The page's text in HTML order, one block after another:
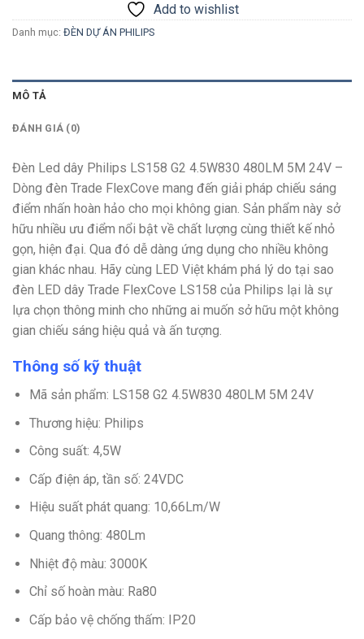
Add to wishlist
Danh mục: ĐÈN DỰ ÁN PHILIPS
MÔ TẢ
ĐÁNH GIÁ (0)
Đèn Led dây Philips LS158 G2 4.5W830 480LM 5M 24V –
Dòng đèn Trade FlexCove mang đến giải pháp chiếu sáng
điểm nhấn hoàn hảo cho mọi không gian. Sản phẩm này sở
hữu nhiều ưu điểm nổi bật về chất lượng cùng thiết kế nhỏ
gọn, hiện đại. Qua đó dễ dàng ứng dụng cho nhiều không
gian khác nhau. Hãy cùng LED Việt khám phá lý do tại sao
đèn LED dây Trade FlexCove LS158 của Philips lại là sự
lựa chọn thông minh cho những ai muốn sở hữu một không
gian chiếu sáng hiệu quả và ấn tượng.
Thông số kỹ thuật
Mã sản phẩm: LS158 G2 4.5W830 480LM 5M 24V
Thương hiệu: Philips
Công suất: 4,5W
Cấp điện áp, tần số: 24VDC
Hiệu suất phát quang: 10,66Lm/W
Quang thông: 480Lm
Nhiệt độ màu: 3000K
Chỉ số hoàn màu: Ra80
Cấp bảo vệ chống thấm: IP20